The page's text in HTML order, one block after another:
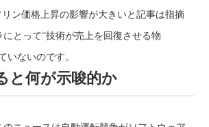
ン価格上昇の影響が大きいと記事は指摘
にとって“技術が売上を回復させる物
いないのです。
と何が示唆的か